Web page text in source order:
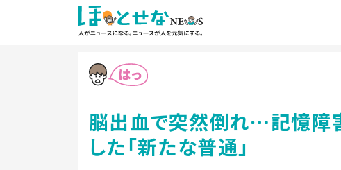
脳出血で突然倒れ…記憶障
した「新たな普通」